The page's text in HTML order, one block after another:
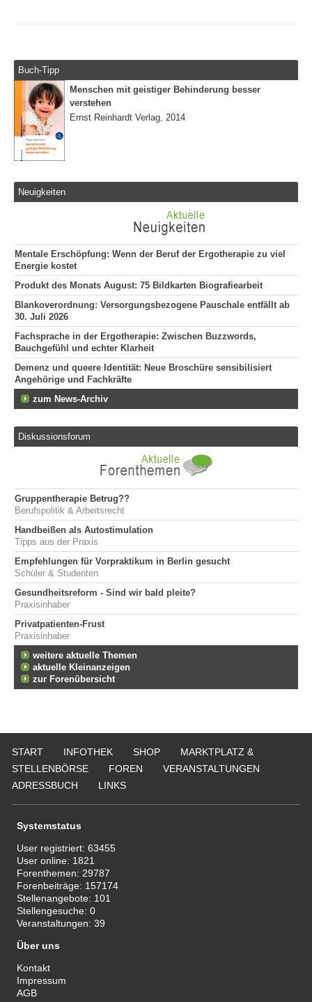
Buch-Tipp
Menschen mit geistiger Behinderung besser
verstehen
Ernst Reinhardt Verlag, 2014
Neuigkeiten
Mentale Erschöpfung: Wenn der Beruf der Ergotherapie zu viel
Energie kostet
Produkt des Monats August: 75 Bildkarten Biografiearbeit
Blankoverordnung: Versorgungsbezogene Pauschale entfällt ab
30. Juli 2026
Fachsprache in der Ergotherapie: Zwischen Buzzwords,
Bauchgefühl und echter Klarheit
Demenz und queere Identität: Neue Broschüre sensibilisiert
Angehörige und Fachkräfte
zum News-Archiv
Diskussionsforum
Gruppentherapie Betrug??
Berufspolitik & Arbeitsrecht
Handbeißen als Autostimulation
Tipps aus der Praxis
Empfehlungen für Vorpraktikum in Berlin gesucht
Schüler & Studenten
Gesundheitsreform - Sind wir bald pleite?
Praxisinhaber
Privatpatienten-Frust
Praxisinhaber
weitere aktuelle Themen
aktuelle Kleinanzeigen
zur Forenübersicht
START INFOTHEK SHOP
MARKTPLATZ &
STELLENBÖRSE
FOREN
VERANSTALTUNGEN
ADRESSBUCH
LINKS
Systemstatus
User registriert:63455
User online: 1821
Forenthemen: 29787
Forenbeiträge: 157174
Stellenangebote: 101
Stellengesuche:0
Veranstaltungen:39
Über uns
Kontakt
Impressum
AGB